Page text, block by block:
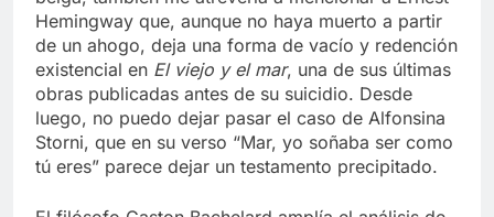
Hemingway que, aunque no haya muerto a partir
de un ahogo, deja una forma de vacío y redención
existencial en El viejo y el mar, una de sus últimas
obras publicadas antes de su suicidio. Desde
luego, no puedo dejar pasar el caso de Alfonsina
Storni, que en su verso “Mar, yo soñaba ser como
tú eres” parece dejar un testamento precipitado.